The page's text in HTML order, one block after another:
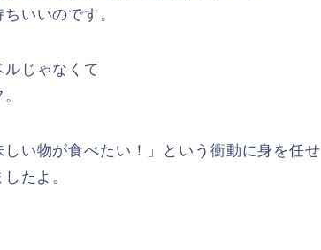
いいのです。
じゃなくて
い物が食べたい！」という衝動に身を任せ
たよ。